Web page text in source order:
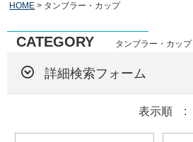
HOME タンブラー・カップ
CATEGORY タンブラー・カップ
詳細検索フォーム
表示順 :